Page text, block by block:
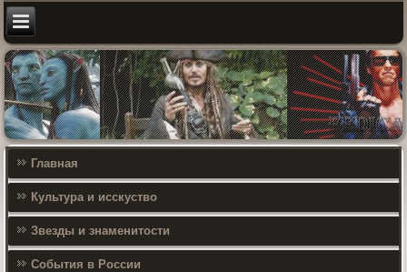
Главная
Культура и исскуство
Звезды и знаменитости
События в России